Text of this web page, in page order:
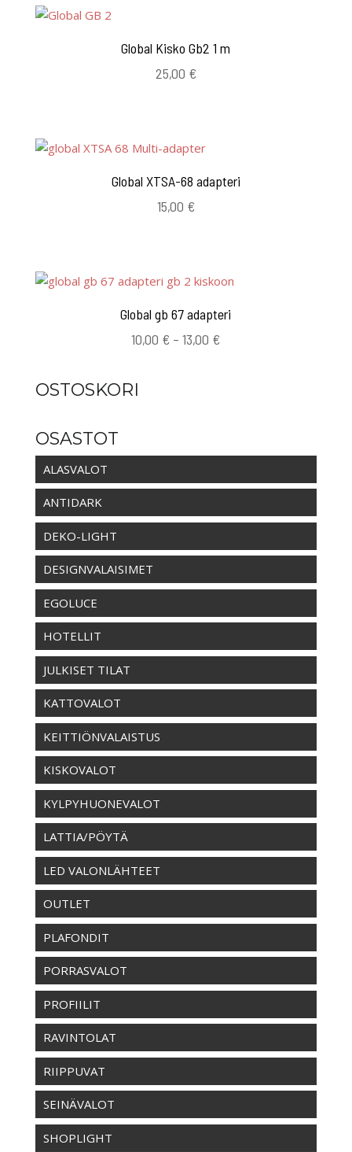
Global Kisko Gb2 1 m
25,00 €
Global XTSA-68 adapteri
15,00 €
Global gb 67 adapteri
10,00 € – 13,00 €Hintaluokka:
OSTOSKORI
OSASTOT
ALASVALOT
ANTIDARK
DEKO-LIGHT
DESIGNVALAISIMET
EGOLUCE
HOTELLIT
JULKISET TILAT
KATTOVALOT
KEITTIÖNVALAISTUS
KISKOVALOT
KYLPYHUONEVALOT
LATTIA/PÖYTÄ
LED VALONLÄHTEET
OUTLET
PLAFONDIT
PORRASVALOT
PROFIILIT
RAVINTOLAT
RIIPPUVAT
SEINÄVALOT
SHOPLIGHT